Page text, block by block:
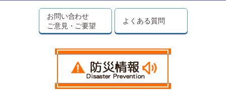
お問い合わせ
ご意見・ご要望
よくある質問